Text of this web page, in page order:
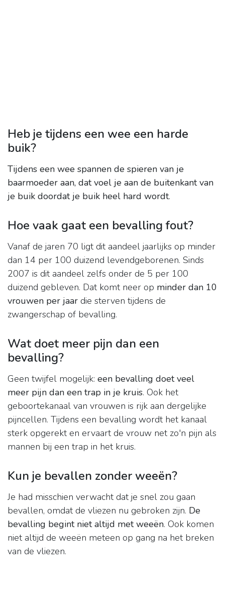
Heb je tijdens een wee een harde
buik?
Tijdens een wee spannen de spieren van je
baarmoeder aan, dat voel je aan de buitenkant van
je buik doordat je buik heel hard wordt.
Hoe vaak gaat een bevalling fout?
Vanaf de jaren 70 ligt dit aandeel jaarlijks op minder
dan 14 per 100 duizend levendgeborenen. Sinds
2007 is dit aandeel zelfs onder de 5 per 100
duizend gebleven. Dat komt neer op minder dan 10
vrouwen per jaar die sterven tijdens de
zwangerschap of bevalling.
Wat doet meer pijn dan een
bevalling?
Geen twijfel mogelijk: een bevalling doet veel
meer pijn dan een trap in je kruis. Ook het
geboortekanaal van vrouwen is rijk aan dergelijke
pijncellen. Tijdens een bevalling wordt het kanaal
sterk opgerekt en ervaart de vrouw net zo'n pijn als
mannen bij een trap in het kruis.
Kun je bevallen zonder weeën?
Je had misschien verwacht dat je snel zou gaan
bevallen, omdat de vliezen nu gebroken zijn. De
bevalling begint niet altijd met weeën. Ook komen
niet altijd de weeën meteen op gang na het breken
van de vliezen.